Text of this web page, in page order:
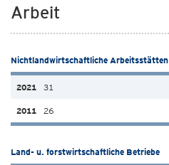
Arbeit
Nichtlandwirtschaftliche Arbeitsstätten
31
26
Land- u. forstwirtschaftliche Betriebe